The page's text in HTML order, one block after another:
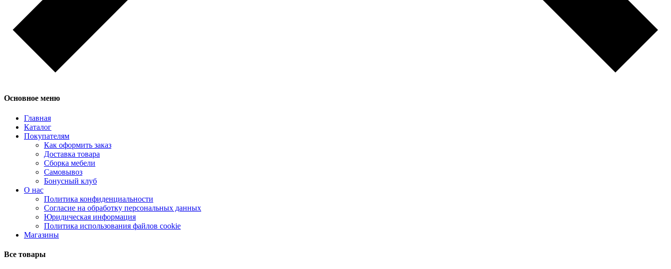
Основное меню
Главная
Каталог
Покупателям
Как оформить заказ
Доставка товара
Сборка мебели
Самовывоз
Бонусный клуб
О нас
Политика конфиденциальности
Согласие на обработку персональных данных
Юридическая информация
Политика использования файлов cookie
Магазины
Все товары